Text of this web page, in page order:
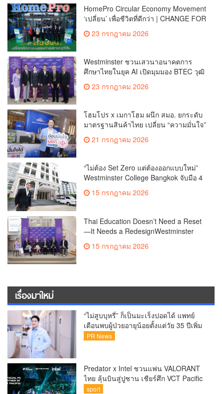
HomePro Circular Economy Movement
‘เปลี่ยน’ เพื่อชีวิตที่ดีกว่า | CHANGE FOR
23 กรกฎาคม 2026
Westminster ชวนเสวนาอนาคตการ
ศึกษาไทยในยุค AI เปิดมุมมอง BTEC วุฒิ
อนาคต สู่โลกการทำงานยุคใหม่
23 กรกฎาคม 2026
โฮมโปร x เมกาโฮม ผนึก สมอ. ยกระดับ
มาตรฐานสินค้าไทย เปลี่ยน “ความมั่นใจ”
ให้เป็นมาตรฐานใหม่ทุกการเลือกซื้อ
พร้อมผลักดันสินค้ามาตรฐาน มอก. เพื่อ
21 กรกฎาคม 2026
“ไม่ต้อง Set Zero แต่ต้องออกแบบใหม่”
Westminster College Bangkok จับมือ 4
ภาคส่วน ถกแง่มุมอนาคตเด็กไทยเปิด
BTEC Level 3 วุฒิ ม.ปลายอินเตอร์ฯ จาก
แบบลงมือทำจริง ติดอาวุธเด็กไทยด้วย
ทักษะที่ AI แทนไม่ได้
15 กรกฎาคม 2026
Thai Education Doesn’t Need a Reset
—It Needs a RedesignWestminster
representatives from four sectors to
15 กรกฎาคม 2026
เรื่องมาใหม่
“ไม่สูบบุหรี่” ก็เป็นมะเร็งปอดได้ แพทย์
เตือนพบผู้ป่วยอายุน้อยตั้งแต่วัย 35 ปีเพิ่ม
ขึ้นคนไทยกว่า 70% รู้ตัวเมื่อโรคลุกลาม
PR News
Predator x Intel ชวนแฟน VALORANT
ไทย ลุ้นบินสู่ปูซาน เชียร์ศึก VCT Pacific
Finals Busan ประเทศเกาหลีใต้ Predator
sport